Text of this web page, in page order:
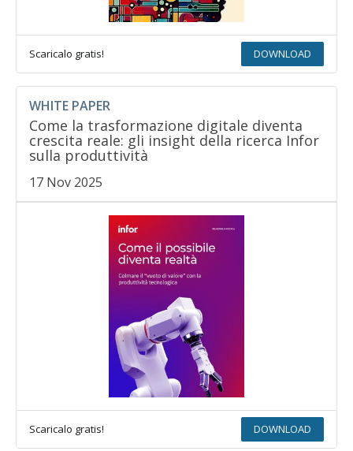
Scaricalo gratis! DOWNLOAD
WHITE PAPER
Come la trasformazione digitale diventa
crescita reale: gli insight della ricerca Infor
sulla produttività
17 Nov 2025
Scaricalo gratis! DOWNLOAD